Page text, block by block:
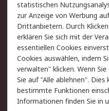
Hilfe
Rechtliches
AGB
Cookie-Richtlinie
Copyright/Impressum
statistischen
zur Anzeige von Werbung
Drittanbietern. Durch
erklären Sie sich mit der
essentiellen Cookies
Cookies auswählen, indem
verwalten" klicken. Wenn
Sie auf "Alle ablehnen".
bestimmte Funktionen
Informationen finden Sie in